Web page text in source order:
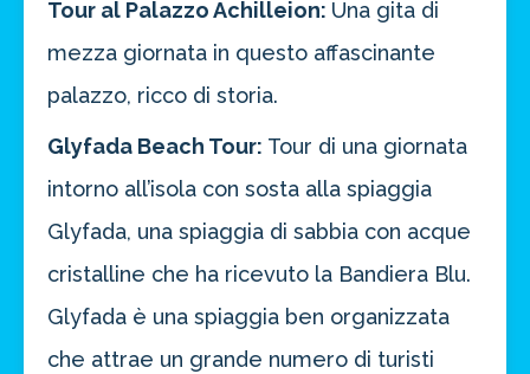
Tour al Palazzo Achilleion: Una gita di
mezza giornata in questo affascinante
palazzo, ricco di storia.
Glyfada Beach Tour: Tour di una giornata
intorno all’isola con sosta alla spiaggia
Glyfada, una spiaggia di sabbia con acque
cristalline che ha ricevuto la Bandiera Blu.
Glyfada è una spiaggia ben organizzata
che attrae un grande numero di turisti